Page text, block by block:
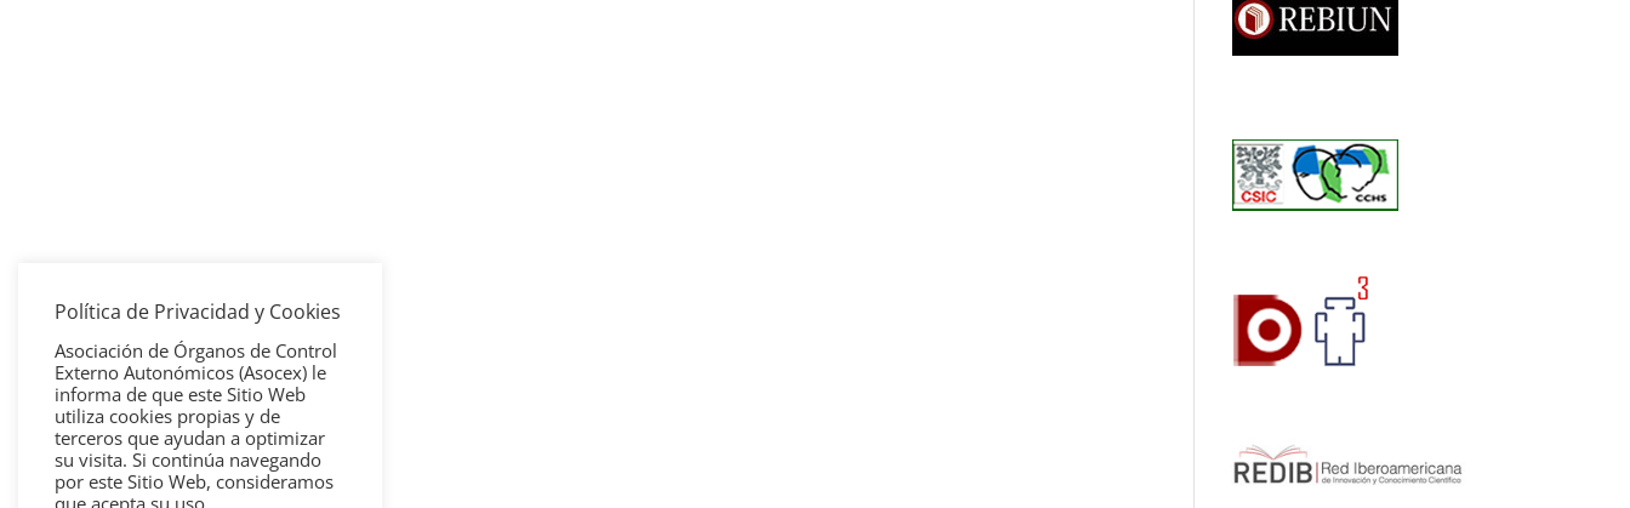
Política de Privacidad y Cookies
Asociación de Órganos de Control
Externo Autonómicos (Asocex) le
informa de que este Sitio Web
utiliza cookies propias y de
terceros que ayudan a optimizar
su visita. Si continúa navegando
por este Sitio Web, consideramos
que acepta su uso.